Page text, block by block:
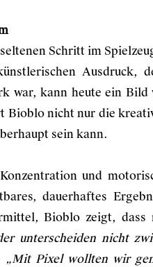
Schritt im
Ausdruck,
war, kann heute ein
Bioblo nicht nur die
sein kann.
und
dauerhaftes
Bioblo zeigt, dass
unterscheiden nicht
„Mit Pixel wollten wir